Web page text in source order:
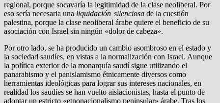
regional, porque socavaría la legitimidad de la clase neoliberal. Por
eso sería necesaria una liquidación silenciosa de la cuestión
palestina, porque la clase neoliberal árabe quiere el beneficio de su
asociación con Israel sin ningún «dolor de cabeza».
Por otro lado, se ha producido un cambio asombroso en el estado y
la sociedad saudíes, en vistas a la normalización con Israel. Aunque
la política exterior de la monarquía saudí sigue utilizando el
panarabismo y el panislamismo étnicamente diversos como
herramientas ideológicas para lograr sus intereses nacionales, en
realidad los saudíes se han vuelto aislacionistas, hasta el punto de
adoptar un estricto «etnonacionalismo peninsular» árabe. Tras los